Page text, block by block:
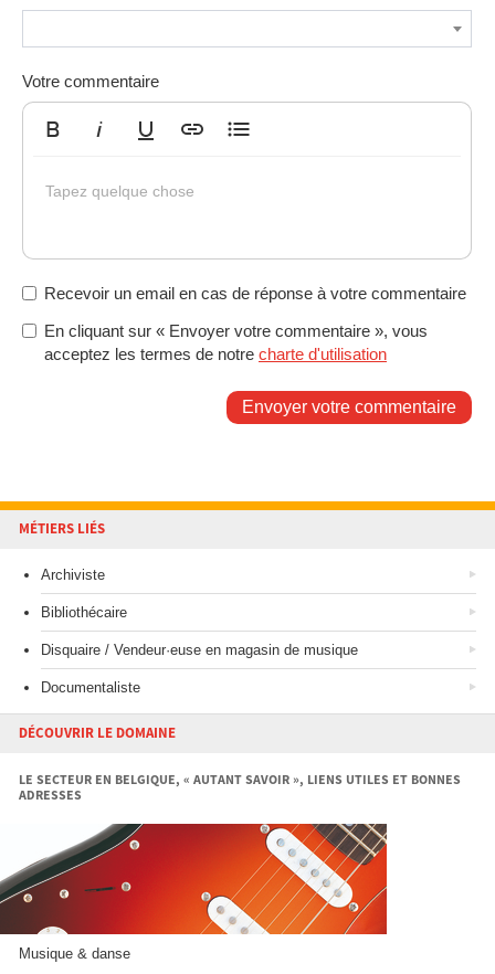
Votre commentaire
Tapez quelque chose
Recevoir un email en cas de réponse à votre commentaire
En cliquant sur « Envoyer votre commentaire », vous
acceptez les termes de notre charte d'utilisation
Envoyer votre commentaire
MÉTIERS LIÉS
Archiviste
Bibliothécaire
Disquaire / Vendeur·euse en magasin de musique
Documentaliste
DÉCOUVRIR LE DOMAINE
LE SECTEUR EN BELGIQUE, « AUTANT SAVOIR », LIENS UTILES ET BONNES
ADRESSES
Musique & danse